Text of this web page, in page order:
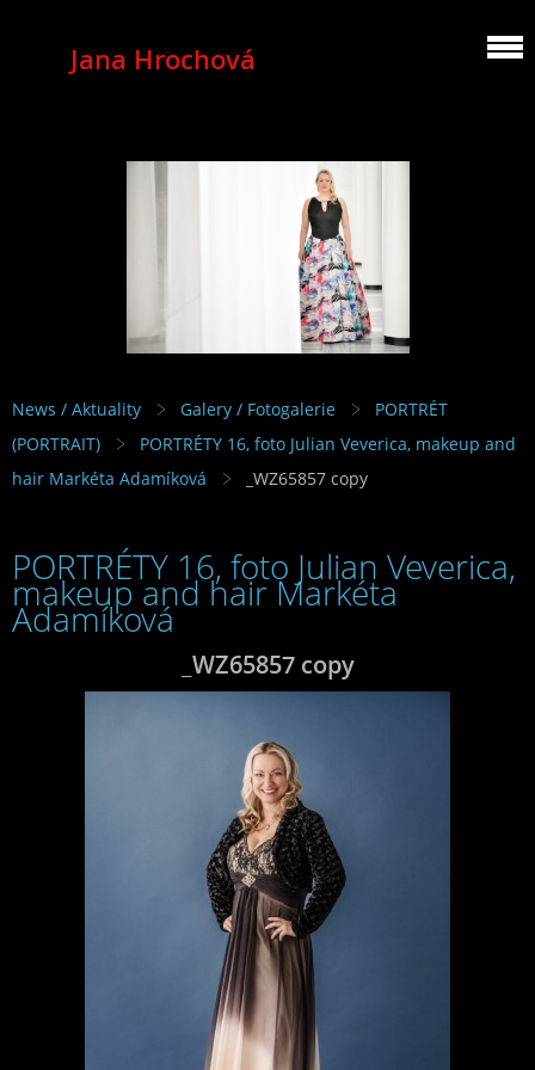
Jana Hrochová
MEZZOSOPRANO
News / Aktuality Galery / Fotogalerie
PORTRÉT
(PORTRAIT)
PORTRÉTY 16, foto Julian Veverica, makeup and
hair Markéta Adamíková
_WZ65857 copy
PORTRÉTY 16, foto Julian Veverica,
makeup and hair Markéta
Adamíková
_WZ65857 copy